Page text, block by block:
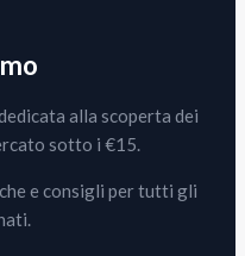
alla scoperta dei
sotto i €15.
e consigli per tutti gli